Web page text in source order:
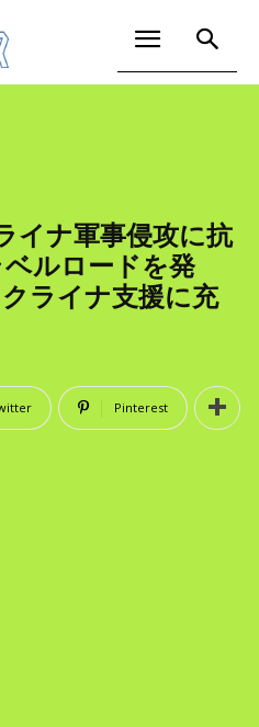
イナ軍事侵攻に抗
ルロードを発
ライナ支援に充
Pinterest